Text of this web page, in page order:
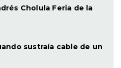
Cholula Feria de la
sustraía cable de un